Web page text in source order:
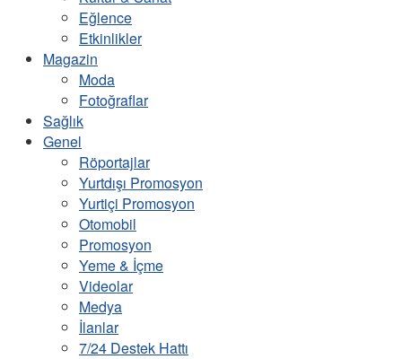
Eğlence
Etkinlikler
Magazin
Moda
Fotoğraflar
Sağlık
Genel
Röportajlar
Yurtdışı Promosyon
Yurtiçi Promosyon
Otomobil
Promosyon
Yeme & İçme
Videolar
Medya
İlanlar
7/24 Destek Hattı